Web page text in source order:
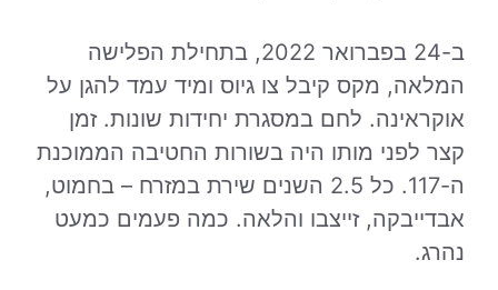
ב-24 בפברואר 2022, בתחילת הפלישה
המלאה, מקס קיבל צו גיוס ומיד עמד להגן על
אוקראינה. לחם במסגרת יחידות שונות. זמן
קצר לפני מותו היה בשורות החטיבה הממוכנת
ה-117. כל 2.5 השנים שירת במזרח – בחמוט,
אבדייבקה, זייצבו והלאה. כמה פעמים כמעט
נהרג.